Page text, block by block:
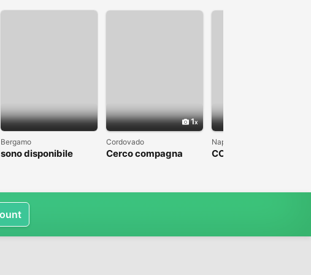
Bergamo
sono disponibile
1
Cordovado
Cerco compagna
Napoli
COLPO DI FULMINE